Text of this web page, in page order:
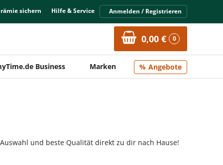
sichern Hilfe & Service Anmelden / Registrieren
0,00 € 0
Business Marken Angebote
und beste Qualität direkt zu dir nach Hause!